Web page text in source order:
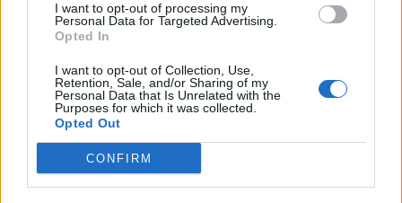
I want to opt-out of processing my
Personal Data for Targeted Advertising.
Opted In
I want to opt-out of Collection, Use,
Retention, Sale, and/or Sharing of my
Personal Data that Is Unrelated with the
Purposes for which it was collected.
Opted Out
CONFIRM